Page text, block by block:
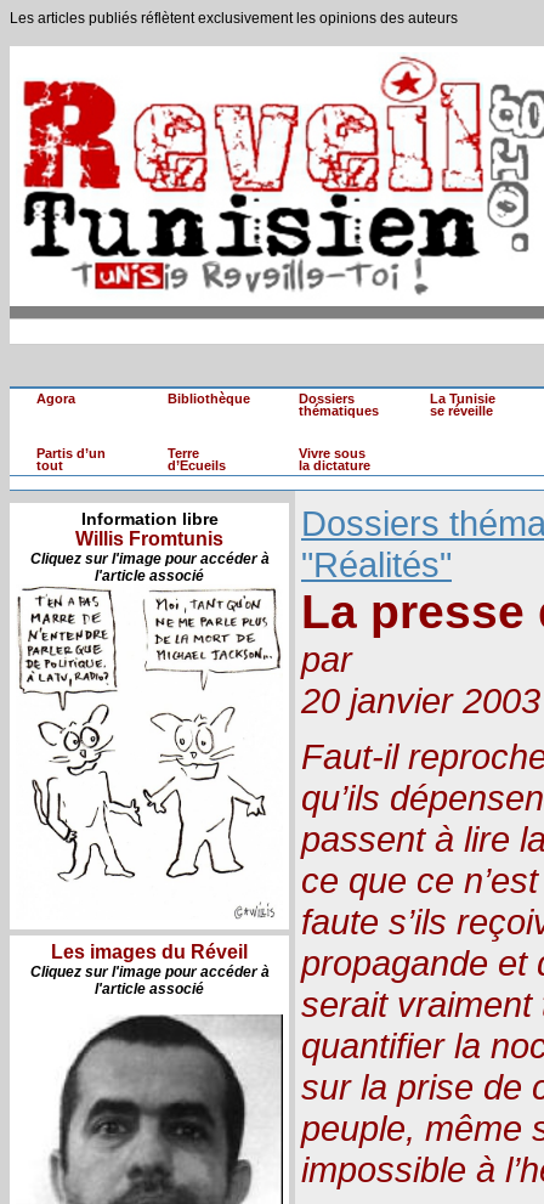
Les articles publiés réflètent exclusivement les opinions des auteurs
Agora Bibliothèque
Dossiers
thématiques
La Tunisie
se réveille
Partis d’un
tout
Terre
d’Ecueils
Vivre sous
la dictature
Information libre
Willis Fromtunis
Cliquez sur l'image pour accéder à
l'article associé
Les images du Réveil
Cliquez sur l'image pour accéder à
l'article associé
Dossiers
"Réalités"
La presse
par
20 janvier 2003
Faut-il
qu’ils
passent à lire
ce que ce
faute s’ils
propagande et
serait
quantifier la
sur la prise de
peuple, même
impossible à